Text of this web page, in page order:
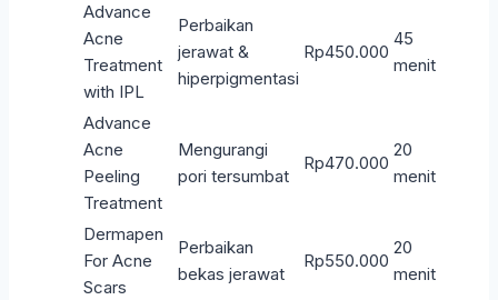
Advance
Acne
Treatment
with IPL
Perbaikan
jerawat &
hiperpigmentasi
Rp450.000
45
menit
Advance
Acne
Peeling
Treatment
Mengurangi
pori tersumbat
Rp470.000
20
menit
Dermapen
For Acne
Scars
Perbaikan
bekas jerawat
Rp550.000
20
menit